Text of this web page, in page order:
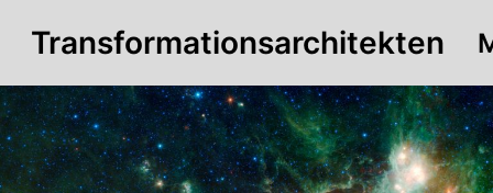
Transformationsarchitekten